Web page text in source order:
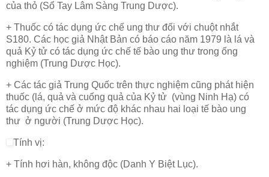
của thỏ (Sổ Tay Lâm Sàng Trung Dược).
+ Thuốc có tác dụng ức chế ung thư đối với chuột nhắt
S180. Các học giả Nhật Bản có báo cáo năm 1979 là lá và
quả Kỷ tử có tác dụng ức chế tế bào ung thư trong ống
nghiệm (Trung Dược Học).
+ Các tác giả Trung Quốc trên thực nghiệm cũng phát hiện
thuốc (lá, quả và cuống quả của Kỷ tử (vùng Ninh Hạ) có
tác dụng ức chế ở mức độ khác nhau hai loại tế bào ung
thư ở người (Trung Dược Học).
Tính vị:
+ Tính hơi hàn, không độc (Danh Y Biệt Lục).